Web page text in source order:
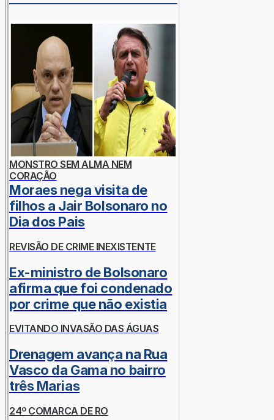
MONSTRO SEM ALMA NEM
CORAÇÃO
Moraes nega visita de
filhos a Jair Bolsonaro no
Dia dos Pais
REVISÃO DE CRIME INEXISTENTE
Ex-ministro de Bolsonaro
afirma que foi condenado
por crime que não existia
EVITANDO INVASÃO DAS ÁGUAS
Drenagem avança na Rua
Vasco da Gama no bairro
três Marias
24º COMARCA DE RO